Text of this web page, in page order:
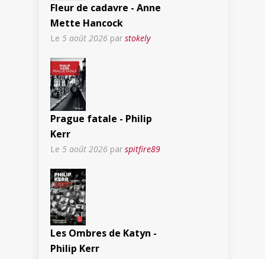
Fleur de cadavre - Anne
Mette Hancock
Le 5 août 2026 par stokely
Prague fatale - Philip
Kerr
Le 5 août 2026 par spitfire89
Les Ombres de Katyn -
Philip Kerr